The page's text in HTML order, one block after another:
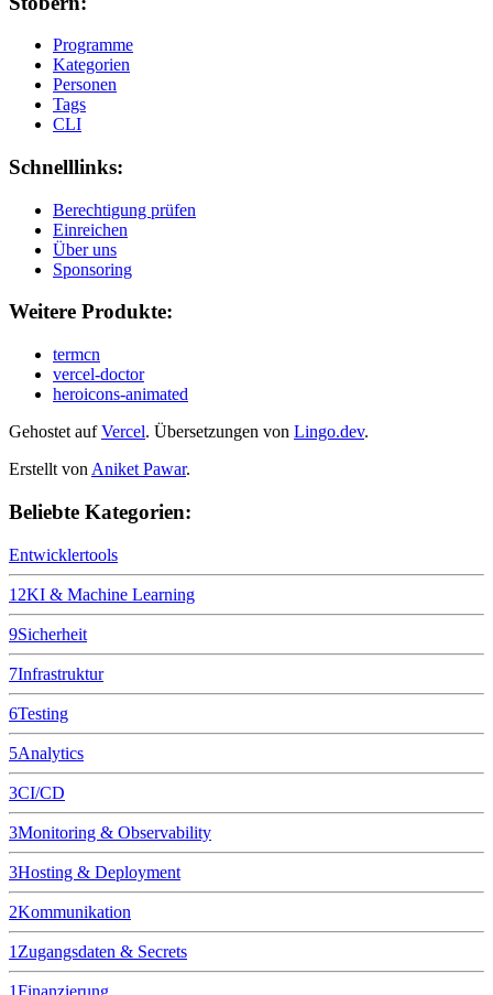
Programme
Kategorien
Personen
Tags
CLI
Schnelllinks:
Berechtigung prüfen
Einreichen
Über uns
Sponsoring
Weitere Produkte:
termcn
vercel-doctor
heroicons-animated
Gehostet auf Vercel. Übersetzungen von Lingo.dev.
Erstellt von Aniket Pawar.
Beliebte Kategorien:
Entwicklertools
12KI & Machine Learning
9Sicherheit
7Infrastruktur
6Testing
5Analytics
3CI/CD
3Monitoring & Observability
3Hosting & Deployment
2Kommunikation
1 Zugangsdaten & Secrets
1Finanzierung